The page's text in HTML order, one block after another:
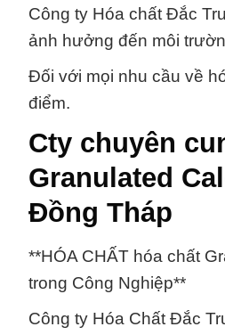
Công ty Hóa chất Đắc
ảnh hưởng đến môi
Đối với mọi nhu cầu về
điểm.
Cty chuyên
Granulated
Đồng Tháp
**HÓA CHẤT hóa chất
trong Công Nghiệp**
Công ty Hóa Chất Đắc